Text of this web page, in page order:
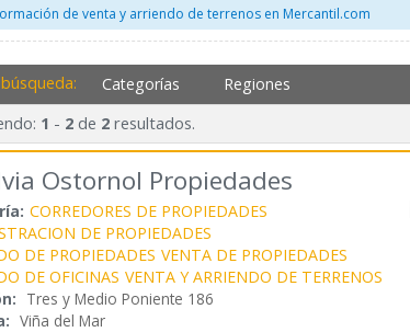
de venta y arriendo de terrenos en Mercantil.com
Categorías Regiones
1 - 2de 2resultados.
Ostornol Propiedades
CORREDORES DE PROPIEDADES
DE PROPIEDADES
DE PROPIEDADES VENTA DE PROPIEDADES
DE OFICINAS VENTA Y ARRIENDO DE TERRENOS
Tres y Medio Poniente 186
Viña del Mar